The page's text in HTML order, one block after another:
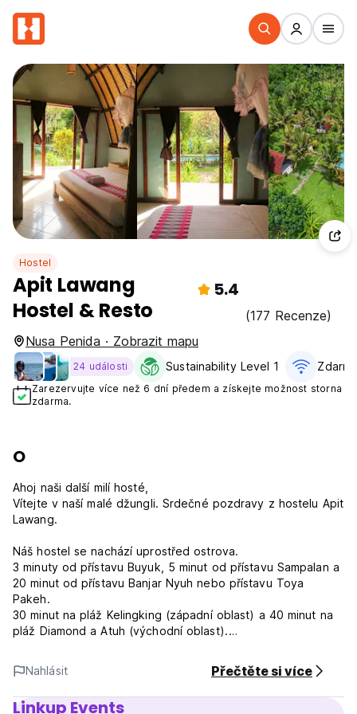
Hostel
Apit Lawang
Hostel & Resto
5.4
(177 Recenze)
Nusa Penida · Zobrazit mapu
24 události Sustainability Level 1
Zarezervujte více než 6 dní předem a získejte možnost storna
zdarma.
O
Ahoj naši další milí hosté,
Vítejte v naší malé džungli. Srdečné pozdravy z hostelu Apit
Lawang.
Náš hostel se nachází uprostřed ostrova.
3 minuty od přístavu Buyuk, 5 minut od přístavu Sampalan a
20 minut od přístavu Banjar Nyuh nebo přístavu Toya
Pakeh.
30 minut na pláž Kelingking (západní oblast) a 40 minut na
pláž Diamond a Atuh (východní oblast).
luxusními podlůžky s kompletním vybavením.
Náš hostel má přírodní koncept. U nás uvidíte milá zvířata,
jako jsou psi, kočky a ptáci.
A každé ráno si můžete vychutnat zvuk ptačího cvrlikání.
Nahlásit Přečtěte si více
Linkup Events